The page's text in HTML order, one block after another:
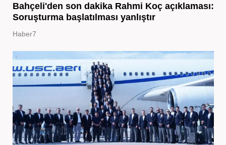
Bahçeli'den son dakika Rahmi Koç açıklaması:
Soruşturma başlatılması yanlıştır
Haber7